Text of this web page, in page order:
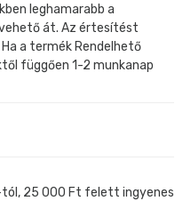
leghamarabb a
át. Az értesítést
a termék Rendelhető
függően 1-2 munkanap
25 000 Ft felett ingyenes